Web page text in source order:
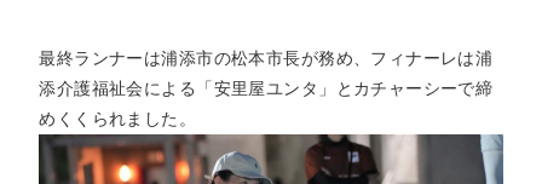
最終ランナーは浦添市の松本市長が務め、フィナーレは浦
添介護福祉会による「安里屋ユンタ」とカチャーシーで締
めくくられました。